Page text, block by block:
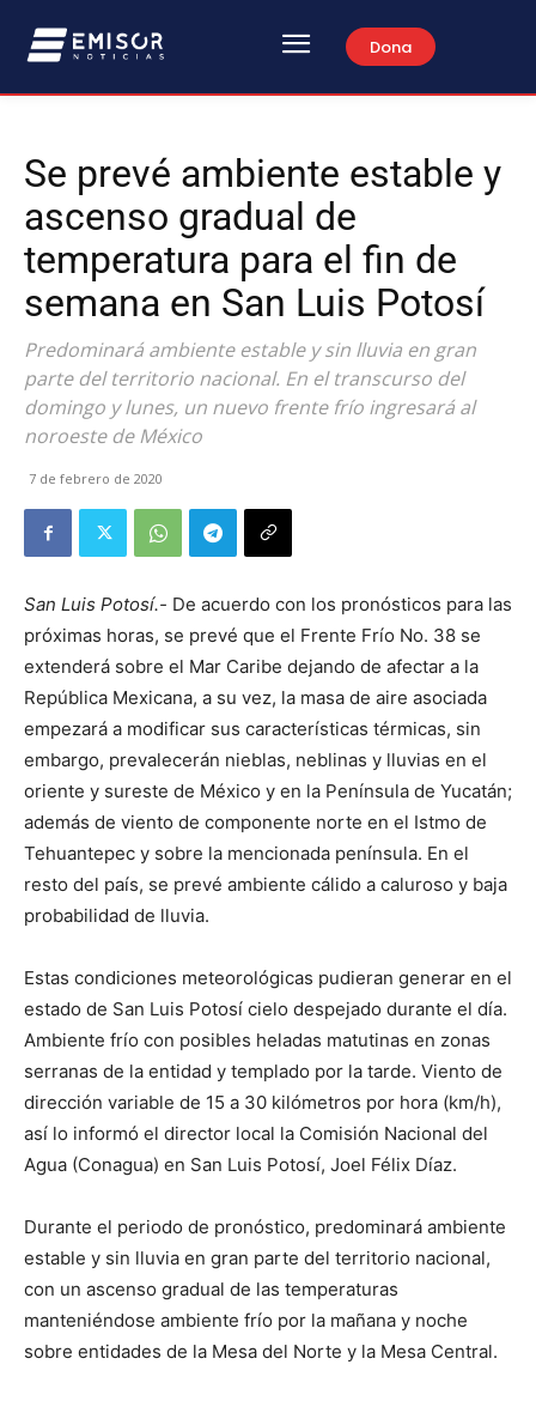
Dona
Se prevé ambiente estable y
ascenso gradual de
temperatura para el fin de
semana en San Luis Potosí
Predominará ambiente estable y sin lluvia en gran
parte del territorio nacional. En el transcurso del
domingo y lunes, un nuevo frente frío ingresará al
noroeste de México
7 de febrero de 2020
San Luis Potosí.- De acuerdo con los pronósticos para las
próximas horas, se prevé que el Frente Frío No. 38 se
extenderá sobre el Mar Caribe dejando de afectar a la
República Mexicana, a su vez, la masa de aire asociada
empezará a modificar sus características térmicas, sin
embargo, prevalecerán nieblas, neblinas y lluvias en el
oriente y sureste de México y en la Península de Yucatán;
además de viento de componente norte en el Istmo de
Tehuantepec y sobre la mencionada península. En el
resto del país, se prevé ambiente cálido a caluroso y baja
probabilidad de lluvia.
Estas condiciones meteorológicas pudieran generar en el
estado de San Luis Potosí cielo despejado durante el día.
Ambiente frío con posibles heladas matutinas en zonas
serranas de la entidad y templado por la tarde. Viento de
dirección variable de 15 a 30 kilómetros por hora (km/h),
así lo informó el director local la Comisión Nacional del
Agua (Conagua) en San Luis Potosí, Joel Félix Díaz.
Durante el periodo de pronóstico, predominará ambiente
estable y sin lluvia en gran parte del territorio nacional,
con un ascenso gradual de las temperaturas
manteniéndose ambiente frío por la mañana y noche
sobre entidades de la Mesa del Norte y la Mesa Central.